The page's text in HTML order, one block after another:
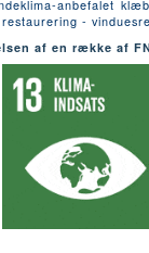
anbefalet
-
af en række af